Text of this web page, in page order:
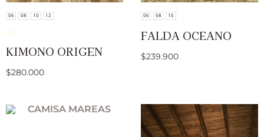
06 08 10 12
KIMONO ORIGEN
$280.000
06 08 10
FALDA OCEANO
$239.900